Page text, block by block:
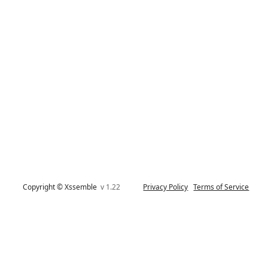
Copyright © Xssemblev 1.22 Privacy Policy Terms of Service